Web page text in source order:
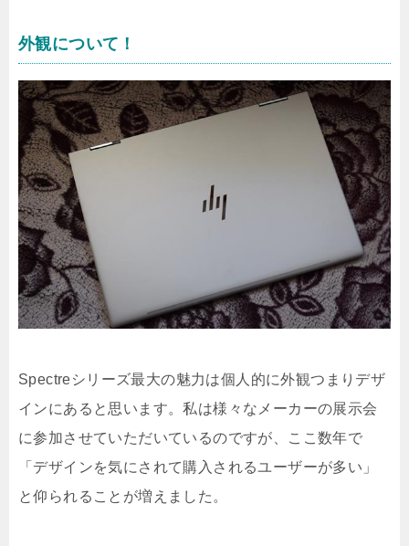
外観について！
Spectreシリーズ最大の魅力は個人的に外観つまりデザ
インにあると思います。私は様々なメーカーの展示会
に参加させていただいているのですが、ここ数年で
「デザインを気にされて購入されるユーザーが多い」
と仰られることが増えました。